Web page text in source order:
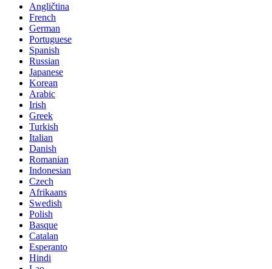
Angličtina
French
German
Portuguese
Spanish
Russian
Japanese
Korean
Arabic
Irish
Greek
Turkish
Italian
Danish
Romanian
Indonesian
Czech
Afrikaans
Swedish
Polish
Basque
Catalan
Esperanto
Hindi